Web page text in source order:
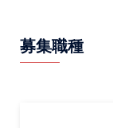
募集職種